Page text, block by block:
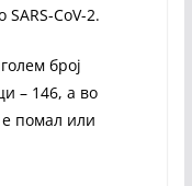
CoV-2.
број
– 146, а во
е помал или